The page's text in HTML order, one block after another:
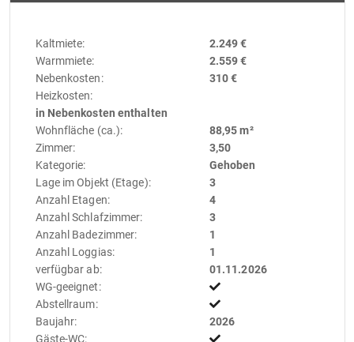
Kaltmiete:
2.249 €
Warmmiete:
2.559 €
Nebenkosten:
310 €
Heizkosten:
in Nebenkosten enthalten
Wohnfläche (ca.):
88,95 m²
Zimmer:
3,50
Kategorie:
Gehoben
Lage im Objekt (Etage):
3
Anzahl Etagen:
4
Anzahl Schlafzimmer:
3
Anzahl Badezimmer:
1
Anzahl Loggias:
1
verfügbar ab:
01.11.2026
WG-geeignet:
Abstellraum:
Baujahr:
2026
Gäste-WC: